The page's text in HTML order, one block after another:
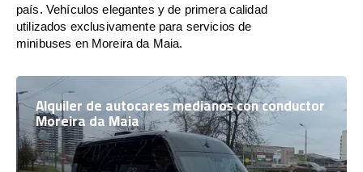
país. Vehículos elegantes y de primera calidad
utilizados exclusivamente para servicios de
minibuses en Moreira da Maia.
Alquiler de autocares medianos con conductor
Moreira da Maia